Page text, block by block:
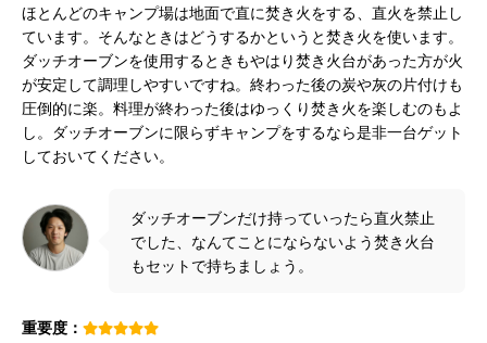
ほとんどのキャンプ場は地面で直に焚き火をする、直火を禁止し
ています。そんなときはどうするかというと焚き火を使います。
ダッチオーブンを使用するときもやはり焚き火台があった方が火
が安定して調理しやすいですね。終わった後の炭や灰の片付けも
圧倒的に楽。料理が終わった後はゆっくり焚き火を楽しむのもよ
し。ダッチオーブンに限らずキャンプをするなら是非一台ゲット
しておいてください。
ダッチオーブンだけ持っていったら直火禁止
でした、なんてことにならないよう焚き火台
もセットで持ちましょう。
重要度：